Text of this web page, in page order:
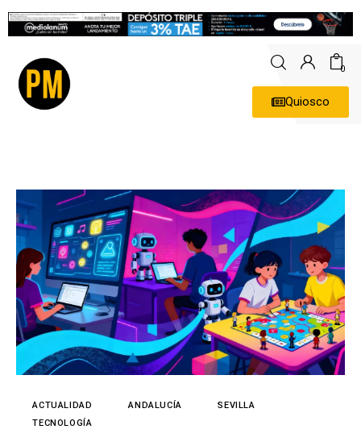
0
Quiosco
Economía
Empresas
Entrevistas
Expertos
Tecnología
Cultura
ACTUALIDAD ANDALUCÍA
SEVILLA
TECNOLOGÍA